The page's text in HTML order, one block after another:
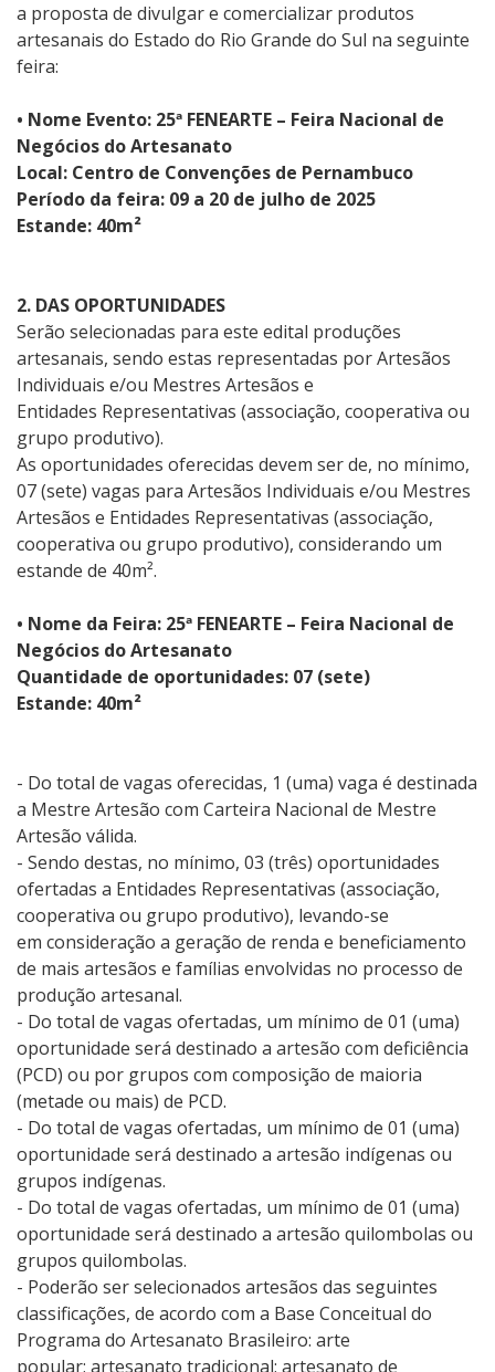
a proposta de divulgar e comercializar produtos
artesanais do Estado do Rio Grande do Sul na seguinte
feira:
• Nome Evento: 25ª FENEARTE – Feira Nacional de
Negócios do Artesanato
Local: Centro de Convenções de Pernambuco
Período da feira: 09 a 20 de julho de 2025
Estande: 40m²
2. DAS OPORTUNIDADES
Serão selecionadas para este edital produções
artesanais, sendo estas representadas por Artesãos
Individuais e/ou Mestres Artesãos e
Entidades Representativas (associação, cooperativa ou
grupo produtivo).
As oportunidades oferecidas devem ser de, no mínimo,
07 (sete) vagas para Artesãos Individuais e/ou Mestres
Artesãos e Entidades Representativas (associação,
cooperativa ou grupo produtivo), considerando um
estande de 40m².
• Nome da Feira: 25ª FENEARTE – Feira Nacional de
Negócios do Artesanato
Quantidade de oportunidades: 07 (sete)
Estande: 40m²
- Do total de vagas oferecidas, 1 (uma) vaga é destinada
a Mestre Artesão com Carteira Nacional de Mestre
Artesão válida.
- Sendo destas, no mínimo, 03 (três) oportunidades
ofertadas a Entidades Representativas (associação,
cooperativa ou grupo produtivo), levando-se
em consideração a geração de renda e beneficiamento
de mais artesãos e famílias envolvidas no processo de
produção artesanal.
- Do total de vagas ofertadas, um mínimo de 01 (uma)
oportunidade será destinado a artesão com deficiência
(PCD) ou por grupos com composição de maioria
(metade ou mais) de PCD.
- Do total de vagas ofertadas, um mínimo de 01 (uma)
oportunidade será destinado a artesão indígenas ou
grupos indígenas.
- Do total de vagas ofertadas, um mínimo de 01 (uma)
oportunidade será destinado a artesão quilombolas ou
grupos quilombolas.
- Poderão ser selecionados artesãos das seguintes
classificações, de acordo com a Base Conceitual do
Programa do Artesanato Brasileiro: arte
popular; artesanato tradicional; artesanato de